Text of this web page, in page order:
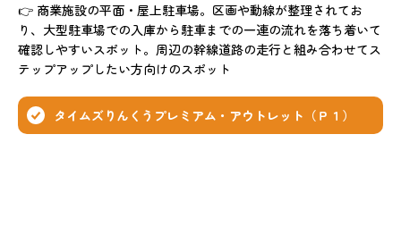
👉 商業施設の平面・屋上駐車場。区画や動線が整理されてお
り、大型駐車場での入庫から駐車までの一連の流れを落ち着いて
確認しやすいスポット。周辺の幹線道路の走行と組み合わせてス
テップアップしたい方向けのスポット
タイムズりんくうプレミアム・アウトレット（Ｐ１）